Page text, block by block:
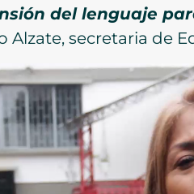
del lenguaje
Alzate, secretaria de